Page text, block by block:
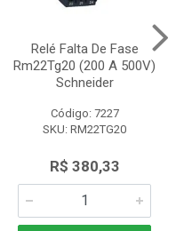
Relé Falta De Fase
Rm22Tg20 (200 A 500V)
Schneider
Código: 7227
SKU: RM22TG20
R$ 380,33